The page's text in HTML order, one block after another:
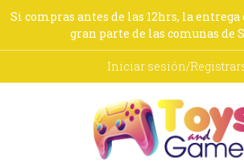
Si compras antes de las 12hrs, la
gran parte de las comunas de
Iniciar sesión/